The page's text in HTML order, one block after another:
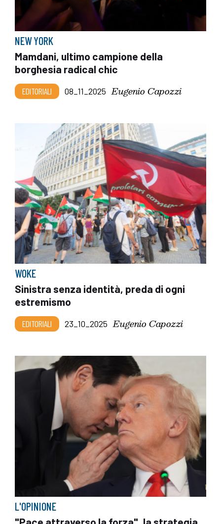
NEW YORK
Mamdani, ultimo campione della
borghesia radical chic
EDITORIALI 08_11_2025 Eugenio Capozzi
WOKE
Sinistra senza identità, preda di ogni
estremismo
EDITORIALI 23_10_2025 Eugenio Capozzi
L'OPINIONE